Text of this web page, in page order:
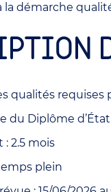
la démarche
qualités
du Diplôme
2.5 mois
plein